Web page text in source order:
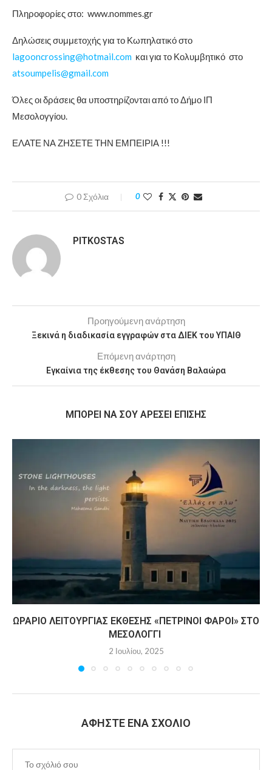
Πληροφορίες στο: www.nommes.gr
Δηλώσεις συμμετοχής για το Κωπηλατικό στο
lagooncrossing@hotmail.com και για το Κολυμβητικό στο
atsoumpelis@gmail.com
Όλες οι δράσεις θα υποστηρίζονται από το Δήμο ΙΠ
Μεσολογγίου.
ΕΛΑΤΕ ΝΑ ΖΗΣΕΤΕ ΤΗΝ ΕΜΠΕΙΡΙΑ !!!
0 Σχόλια 0
PITKOSTAS
Προηγούμενη ανάρτηση
Ξεκινά η διαδικασία εγγραφών στα ΔΙΕΚ του ΥΠΑΙΘ
Επόμενη ανάρτηση
Εγκαίνια της έκθεσης του Θανάση Βαλαώρα
MΠΟΡΕΊ ΝΑ ΣΟΥ ΑΡΈΣΕΙ ΕΠΊΣΗΣ
ΩΡΆΡΙΟ ΛΕΙΤΟΥΡΓΊΑΣ ΈΚΘΕΣΗΣ «ΠΈΤΡΙΝΟΙ ΦΆΡΟΙ» ΣΤΟ
ΜΕΣΟΛΌΓΓΙ
2 Ιουλίου, 2025
ΑΦΉΣΤΕ ΈΝΑ ΣΧΌΛΙΟ